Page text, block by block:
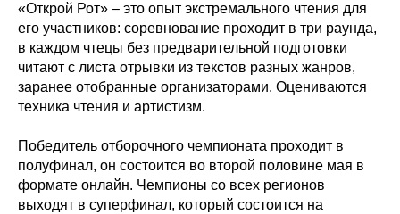
«Открой Рот» – это опыт экстремального чтения для
его участников: соревнование проходит в три раунда,
в каждом чтецы без предварительной подготовки
читают с листа отрывки из текстов разных жанров,
заранее отобранные организаторами. Оцениваются
техника чтения и артистизм.
Победитель отборочного чемпионата проходит в
полуфинал, он состоится во второй половине мая в
формате онлайн. Чемпионы со всех регионов
выходят в суперфинал, который состоится на